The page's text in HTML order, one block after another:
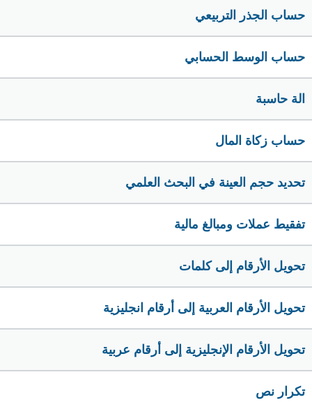
حساب الجذر التربيعي
حساب الوسط الحسابي
الة حاسبة
حساب زكاة المال
تحديد حجم العينة في البحث العلمي
تفقيط عملات ومبالغ مالية
تحويل الأرقام إلى كلمات
تحويل الأرقام العربية إلى أرقام انجليزية
تحويل الأرقام الإنجليزية إلى أرقام عربية
تكرار نص